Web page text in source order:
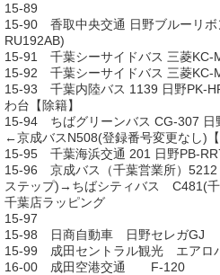
15-89
15-90 香取中央交通 日野ブルーリ
RU192AB)
15-91 千葉シーサイドバス 三菱KC-
15-92 千葉シーサイドバス 三菱KC-
15-93 千葉内陸バス 1139 日野PK-
わ台【除籍】
15-94 ちばグリーンバス CG-307 日
←京成バスN508(登録番号変更なし)【
15-95 千葉海浜交通 201 日野PB-
15-96 京成バス（千葉営業所）5212
ステップ)→ちばシティバス C481(
千葉店ラッピング
15-97
15-98 日商自動車 日野セレガGJ
15-99 成田セントラル観光 エアロ
16-00 成田空港交通 F-120